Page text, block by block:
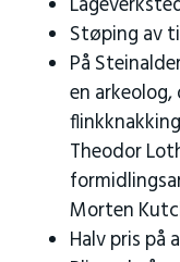
Støping av
På
en
Theodor
Morten
Halv pris på